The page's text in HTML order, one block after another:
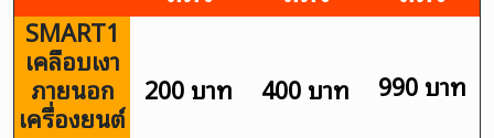
SMART1
เคลือบเงา
ภายนอก
เครื่องยนต์
200 บาท 400 บาท 990 บาท